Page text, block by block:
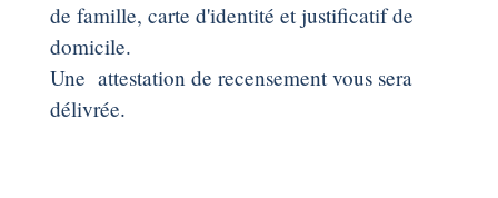
de famille, carte d'identité et justificatif de
domicile.
Une attestation de recensement vous sera
délivrée.